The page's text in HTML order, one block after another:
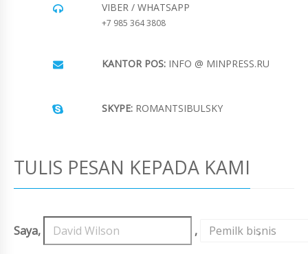
VIBER / WHATSAPP
+7 985 364 3808
KANTOR POS: INFO @ MINPRESS.RU
SKYPE: ROMANTSIBULSKY
TULIS PESAN KEPADA KAMI
Saya, , Pemilk bisnis
,